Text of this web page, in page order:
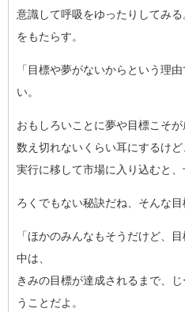
意識して呼吸をゆったりしてみ
をもたらす。
「目標や夢がないからという理
い。
おもしろいことに夢や目標こそ
数え切れないくらい耳にするけ
実行に移して市場に入り込むと、
ろくでもない秘訣だね、そんな目
「ほかのみんなもそうだけど、
中は、
きみの目標が達成されるまで、
う ことだよ。